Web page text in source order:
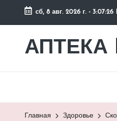
Перейти
содержимому
сб, 8 авг. 2026 г. - 3:07:27
АПТЕКА
сайт
Главная Здоровье